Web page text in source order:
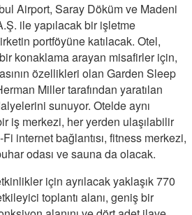
Airport, Saray Döküm ve Madeni
ile yapılacak bir işletme
portföyüne katılacak. Otel,
konaklama arayan misafirler için,
özellikleri olan Garden Sleep
Miller tarafından yaratılan
sunuyor. Otelde aynı
iş merkezi, her yerden ulaşılabilir
internet bağlantısı, fitness merkezi,
odası ve sauna da olacak.
için ayrılacak yaklaşık 770
toplantı alanı, geniş bir